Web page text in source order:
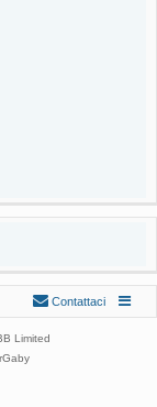
Contattaci
Limited